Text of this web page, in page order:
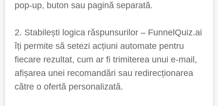
pop-up, buton sau pagină separată.
2. Stabilești logica răspunsurilor – FunnelQuiz.ai
îți permite să setezi acțiuni automate pentru
fiecare rezultat, cum ar fi trimiterea unui e-mail,
afișarea unei recomandări sau redirecționarea
către o ofertă personalizată.